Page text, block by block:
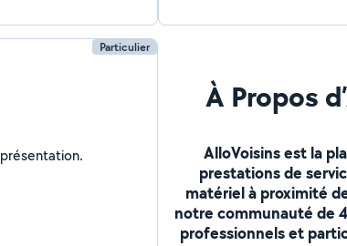
Particulier
Je n'ai pas encore renseigné ma présentation.
À Propos
AlloVoisins est la
prestations de
matériel à proximité
notre communauté de
professionnels et